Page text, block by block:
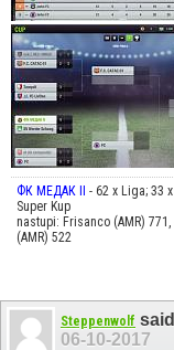
ФК МЕДАК II - 62 x Liga; 33
Super Kup
nastupi: Frisanco (AMR)
(AMR) 522
Steppenwolf
06-10-2017